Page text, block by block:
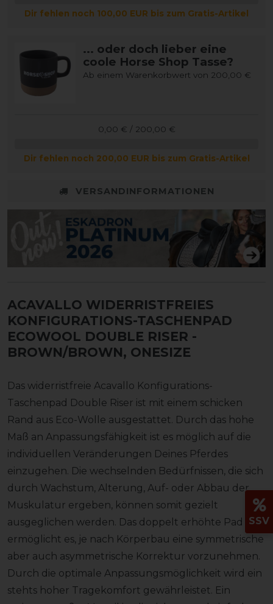
Dir fehlen noch 100,00 EUR bis zum Gratis-Artikel
... oder doch lieber eine
coole Horse Shop Tasse?
Ab einem Warenkorbwert von 200,00 €
0,00 € / 200,00 €
Dir fehlen noch 200,00 EUR bis zum Gratis-Artikel
VERSANDINFORMATIONEN
ACAVALLO WIDERRISTFREIES
KONFIGURATIONS-TASCHENPAD
ECOWOOL DOUBLE RISER -
BROWN/BROWN, ONESIZE
Das widerristfreie Acavallo Konfigurations-
Taschenpad Double Riser ist mit einem schicken
Rand aus Eco-Wolle ausgestattet. Durch das hohe
Maß an Anpassungsfähigkeit ist es möglich auf die
individuellen Veränderungen Deines Pferdes
einzugehen. Die wechselnden Bedürfnissen, die sich
durch Wachstum, Alterung, Auf- oder Abbau der
Muskulatur ergeben, können somit gezielt
ausgeglichen werden. Das doppelt erhöhte Pad
ermöglicht es, je nach Körperbau eine symmetrische
aber auch asymmetrische Korrektur vorzunehmen.
Durch die optimale Anpassungsmöglichkeit wird ein
stehts hoher Tragekomfort gewährleistet. Ein
SSV